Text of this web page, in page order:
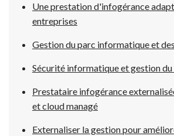
Une prestation d'infogérance
entreprises
Gestion du parc informatique et
Sécurité informatique et gestion du
Prestataire infogérance
et cloud managé
Externaliser la gestion pour